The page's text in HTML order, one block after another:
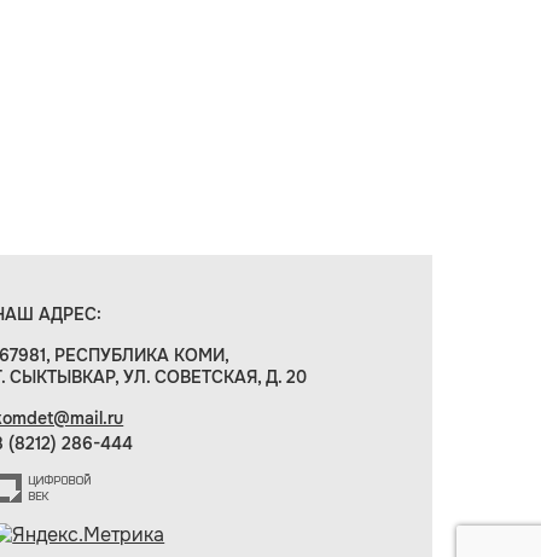
АДРЕС:
РЕСПУБЛИКА КОМИ,
СЫКТЫВКАР, УЛ. СОВЕТСКАЯ, Д. 20
(8212) 286-444